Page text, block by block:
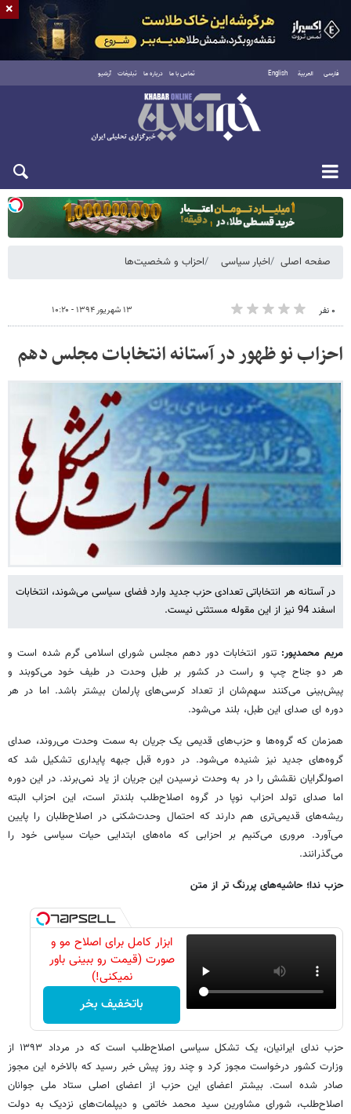
فارسی العربية English تماس با ما درباره ما تبلیغات آرشیو
یکشنبه ۱۸ مرداد ۱۴۰۵
صفحه اصلی اخبار سیاسی احزاب و شخصیت‌ها
۰ نفر ۱۳ شهریور ۱۳۹۴ - ۱۰:۲۰
احزاب نو ظهور در آستانه انتخابات مجلس دهم
در آستانه هر انتخاباتی تعدادی حزب جدید وارد فضای سیاسی می‌شوند، انتخابات
اسفند 94 نیز از این مقوله مستثنی نیست.
مریم محمدپور: تنور انتخابات دور دهم مجلس شورای اسلامی گرم شده است و
هر دو جناح چپ و راست در کشور بر طبل وحدت در طیف خود می‌کوبند و
پیش‌بینی می‌کنند سهم‌شان از تعداد کرسی‌های پارلمان بیشتر باشد. اما در هر
دوره ای صدای این طبل، بلند می‌شود.
همزمان که گروه‌ها و حزب‌های قدیمی یک جریان به سمت وحدت می‌روند، صدای
گروه‌های جدید نیز شنیده می‌شود. در دوره قبل جبهه پایداری تشکیل شد که
اصولگرایان نقشش را در به وحدت نرسیدن این جریان از یاد نمی‌برند. در این دوره
اما صدای تولد احزاب نوپا در گروه اصلاح‌طلب بلندتر است، این احزاب البته
ریشه‌های قدیمی‌تری هم دارند که احتمال وحدت‌شکنی در اصلاح‌طلبان را پایین
می‌آورد. مروری می‌کنیم بر احزابی که ماه‌های ابتدایی حیات سیاسی خود را
می‌گذرانند.
حزب ندا؛ حاشیه‌های پررنگ تر از متن
ابزار کامل برای اصلاح مو و
صورت (قیمت رو ببینی باور
نمیکنی!)
باتخفیف بخر
حزب ندای ایرانیان، یک تشکل سیاسی اصلاح‌طلب است که در مرداد ۱۳۹۳ از
وزارت کشور درخواست مجوز کرد و چند روز پیش خبر رسید که بالاخره این مجوز
صادر شده است. بیشتر اعضای این حزب از اعضای اصلی ستاد ملی جوانان
اصلاح‌طلب، شورای مشاورین سید محمد خاتمی و دیپلمات‌های نزدیک به دولت
×